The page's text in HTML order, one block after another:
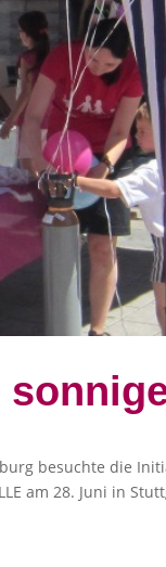
besuchte die
am 28. Juni in